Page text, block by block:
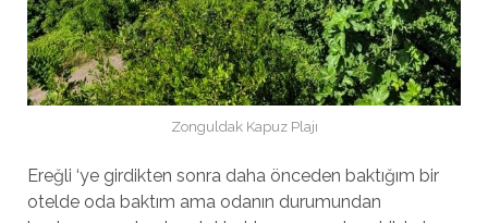
Zonguldak Kapuz Plajı
Ereğli ‘ye girdikten sonra daha önceden baktığım bir
otelde oda baktım ama odanın durumundan